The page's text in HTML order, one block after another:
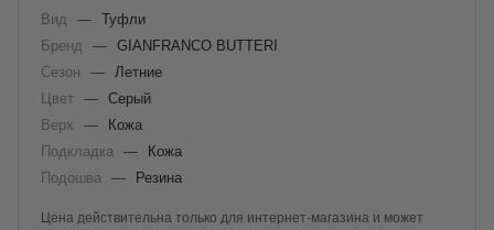
Вид — Туфли
Бренд
— GIANFRANCO BUTTERI
Сезон
—
Летние
Цвет — Серый
Верх
—
Кожа
Подкладка
—
Кожа
Подошва
— Резина
Цена действительна только для интернет-магазина и может